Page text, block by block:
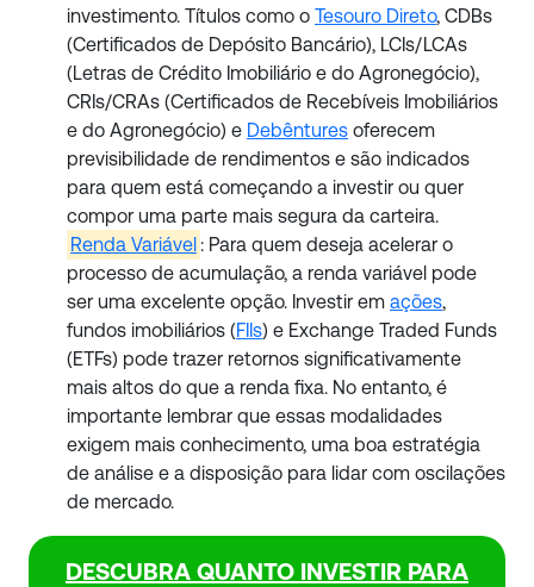
investimento. Títulos como o Tesouro Direto, CDBs
(Certificados de Depósito Bancário), LCIs/LCAs
(Letras de Crédito Imobiliário e do Agronegócio),
CRIs/CRAs (Certificados de Recebíveis Imobiliários
e do Agronegócio) e Debêntures oferecem
previsibilidade de rendimentos e são indicados
para quem está começando a investir ou quer
compor uma parte mais segura da carteira.
Renda Variável: Para quem deseja acelerar o
processo de acumulação, a renda variável pode
ser uma excelente opção. Investir em ações,
fundos imobiliários (FIIs) e Exchange Traded Funds
(ETFs) pode trazer retornos significativamente
mais altos do que a renda fixa. No entanto, é
importante lembrar que essas modalidades
exigem mais conhecimento, uma boa estratégia
de análise e a disposição para lidar com oscilações
de mercado.
DESCUBRA QUANTO INVESTIR PARA